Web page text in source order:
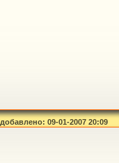
добавлено: 09-01-2007 20:09